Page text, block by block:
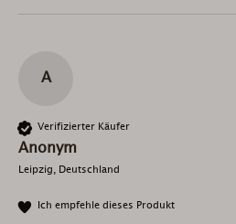
A
Verifizierter Käufer
Anonym
Leipzig, Deutschland
Ich empfehle dieses Produkt